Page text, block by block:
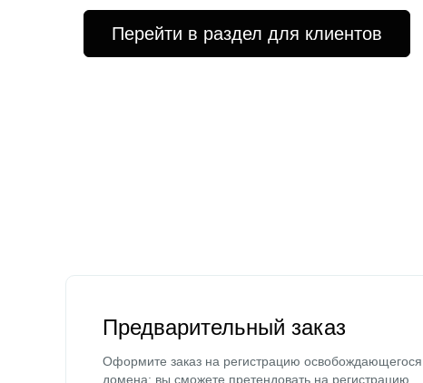
Перейти в раздел для клиентов
Предварительный заказ
Оформите заказ на регистрацию освобождающегося
домена: вы сможете претендовать на регистрацию